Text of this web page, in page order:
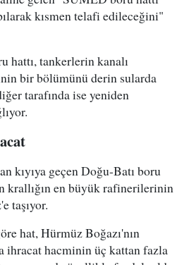
kısmen telafi edileceğini"
hattı, tankerlerin kanalı
bir bölümünü derin sularda
tarafında ise yeniden
kıyıya geçen Doğu-Batı boru
krallığın en büyük rafinerilerinin
taşıyor.
hat, Hürmüz Boğazı'nın
ihracat hacminin üç kattan fazla